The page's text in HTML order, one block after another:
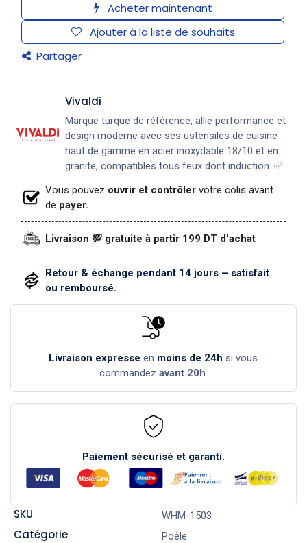
Acheter maintenant
Ajouter à la liste de souhaits
Partager
Vivaldi
Marque turque de référence, allie performance et
design moderne avec ses ustensiles de cuisine
haut de gamme en acier inoxydable 18/10 et en
granite, compatibles tous feux dont induction. ✅
Vous pouvez ouvrir et contrôler votre colis avant
de payer.
Livraison 💯 gratuite à partir 199 DT d'achat
Retour & échange pendant 14 jours – satisfait
ou remboursé.
Livraison expresse en moins de 24h si vous
commandez avant 20h.
Paiement sécurisé et garanti.
SKU WHM-1503
Catégorie Poêle